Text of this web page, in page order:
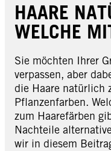
HAARE
WELCHE
Sie möchten Ihrer
verpassen, aber
die Haare natürlich
Pflanzenfarben.
zum Haarefärben
Nachteile
wir in diesem